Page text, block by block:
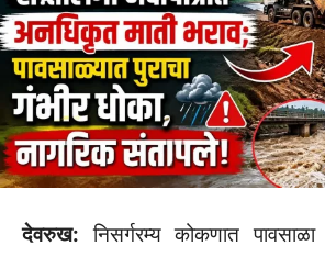
देवरुख: निसर्गरम्य कोकणात